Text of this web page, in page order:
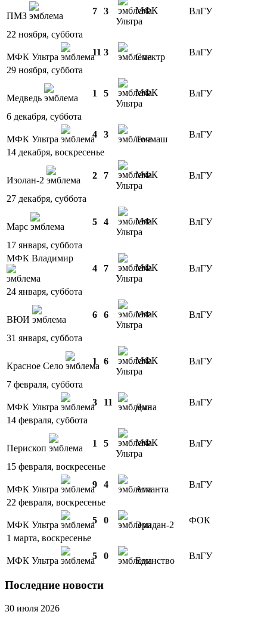
ПМЗ 7 3
МФК
Ультра
ВлГУ
22 ноября, суббота
МФК Ультра 11 3 Спектр
ВлГУ
29 ноября, суббота
Медведь 1 5
МФК
Ультра
ВлГУ
6 декабря, суббота
МФК Ультра 4 3 Точмаш
ВлГУ
14 декабря, воскресенье
Изолан-2 2 7
МФК
Ультра
ВлГУ
27 декабря, суббота
Марс 5 4
МФК
Ультра
ВлГУ
17 января, суббота
МФК Владимир
4
7
МФК
Ультра
ВлГУ
24 января, суббота
ВЮИ 6 6
МФК
Ультра
ВлГУ
31 января, суббота
Красное Село 1 6
МФК
Ультра
ВлГУ
7 февраля, суббота
МФК Ультра 3 11 Дина
ВлГУ
14 февраля, суббота
Перископ 1 5
МФК
Ультра
ВлГУ
15 февраля, воскресенье
МФК Ультра 9 4 Атланта
ВлГУ
22 февраля, воскресенье
МФК Ультра 5 0 Эридан-2
ФОК
1 марта, воскресенье
МФК Ультра 5 0 Единство ВлГУ
Последние новости
30 июля 2026